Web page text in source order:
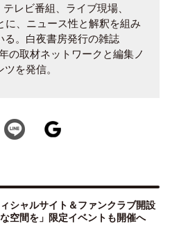
レビ番組、ライブ現場、
に、ニュース性と解釈を組み
る。白夜書房発行の雑誌
の取材ネットワークと編集ノ
を発信。
シャルサイト＆ファンクラブ開設
な空間を」限定イベントも開催へ